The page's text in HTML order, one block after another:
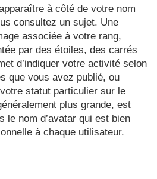
à côté de votre nom
consultez un sujet. Une
associée à votre rang,
par des étoiles, des carrés
d’indiquer votre activité selon
que vous avez publié, ou
statut particulier sur le
plus grande, est
le nom d’avatar qui est bien
à chaque utilisateur.